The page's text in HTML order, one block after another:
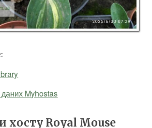
даних Myhostas
хосту Royal Mouse